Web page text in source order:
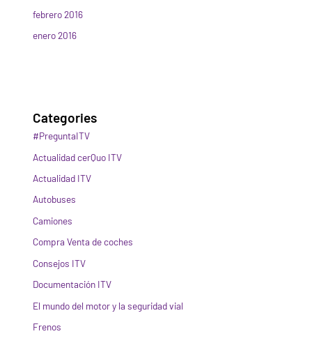
febrero 2016
enero 2016
Categories
#PreguntaITV
Actualidad cerQuo ITV
Actualidad ITV
Autobuses
Camiones
Compra Venta de coches
Consejos ITV
Documentación ITV
El mundo del motor y la seguridad vial
Frenos